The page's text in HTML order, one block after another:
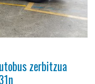
zerbitzua